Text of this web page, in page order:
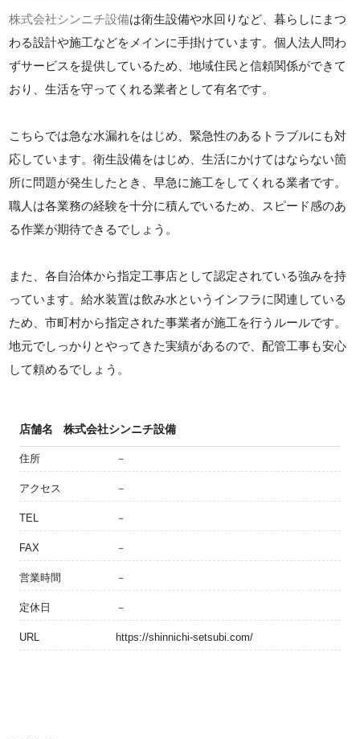
株式会社シンニチ設備は衛生設備や水回りなど、暮らしにまつ
わる設計や施工などをメインに手掛けています。個人法人問わ
ずサービスを提供しているため、地域住民と信頼関係ができて
おり、生活を守ってくれる業者として有名です。
こちらでは急な水漏れをはじめ、緊急性のあるトラブルにも対
応しています。衛生設備をはじめ、生活にかけてはならない箇
所に問題が発生したとき、早急に施工をしてくれる業者です。
職人は各業務の経験を十分に積んでいるため、スピード感のあ
る作業が期待できるでしょう。
また、各自治体から指定工事店として認定されている強みを持
っています。給水装置は飲み水というインフラに関連している
ため、市町村から指定された事業者が施工を行うルールです。
地元でしっかりとやってきた実績があるので、配管工事も安心
して頼めるでしょう。
店舗名 株式会社シンニチ設備
住所 －
アクセス －
TEL －
FAX －
営業時間 －
定休日 －
URL https://shinnichi-setsubi.com/